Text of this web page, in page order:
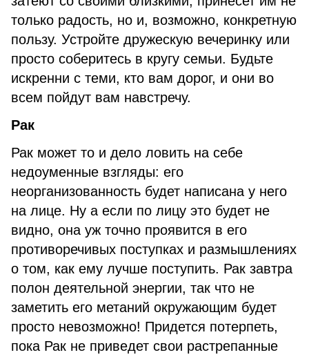
только радость, но и, возможно, конкретную
пользу. Устройте дружескую вечеринку или
просто соберитесь в кругу семьи. Будьте
искренни с теми, кто вам дорог, и они во
всем пойдут вам навстречу.
Рак
Рак может то и дело ловить на себе
недоуменные взгляды: его
неорганизованность будет написана у него
на лице. Ну а если по лицу это будет не
видно, она уж точно проявится в его
противоречивых поступках и размышлениях
о том, как ему лучше поступить. Рак завтра
полон деятельной энергии, так что не
заметить его метаний окружающим будет
просто невозможно! Придется потерпеть,
пока Рак не приведет свои растрепанные